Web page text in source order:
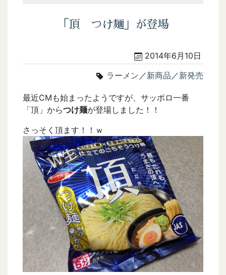
「頂 つけ麺」が登場
2014年6月10日
ラーメン ／新商品 ／新発売
最近CMも始まったようですが、サッポロ一番
「頂」からつけ麺が登場しました！！
さっそく頂ます！！ｗ